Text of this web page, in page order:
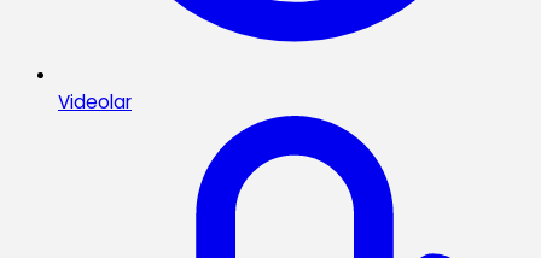
Videolar